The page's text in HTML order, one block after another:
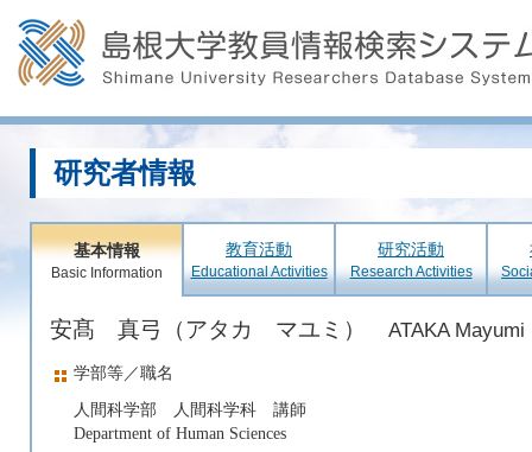
研究者情報
基本情報
Basic Information
教育活動
Educational Activities
研究活動
Research Activities
安髙 真弓（アタカ マユミ） ATAKA Mayumi
学部等／職名
人間科学部 人間科学科 講師
Department of Human Sciences